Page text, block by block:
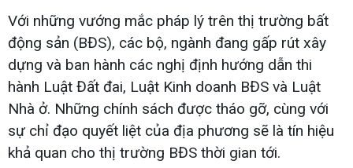
Với những vướng mắc pháp lý trên thị trường bất
động sản (BĐS), các bộ, ngành đang gấp rút xây
dựng và ban hành các nghị định hướng dẫn thi
hành Luật Đất đai, Luật Kinh doanh BĐS và Luật
Nhà ở. Những chính sách được tháo gỡ, cùng với
sự chỉ đạo quyết liệt của địa phương sẽ là tín hiệu
khả quan cho thị trường BĐS thời gian tới.